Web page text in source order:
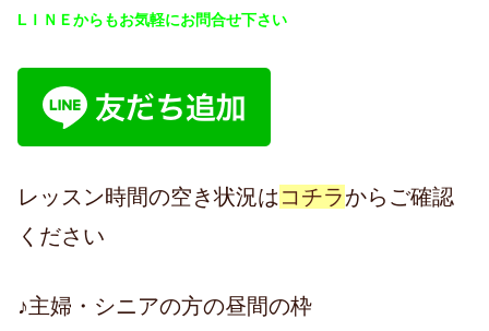
LＩＮＥからもお気軽にお問合せ下さい
レッスン時間の空き状況は コチラからご確認
ください
♪主婦・シニアの方の昼間の枠